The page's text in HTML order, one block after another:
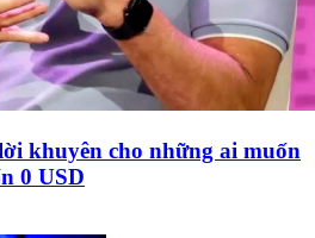
khuyên cho những ai muốn
0 USD